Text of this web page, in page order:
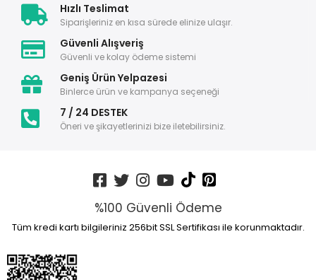
Hızlı Teslimat
Siparişleriniz en kısa sürede elinize ulaşır.
Güvenli Alışveriş
Güvenli ve kolay ödeme sistemi
Geniş Ürün Yelpazesi
Binlerce ürün ve kampanya seçeneği
7 / 24 DESTEK
Öneri ve şikayetlerinizi bize iletebilirsiniz.
%100 Güvenli Ödeme
Tüm kredi kartı bilgileriniz 256bit SSL Sertifikası ile korunmaktadır.